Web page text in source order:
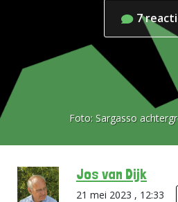
7
Foto: Sargasso
Jos van Dijk
21 mei 2023 , 12:33